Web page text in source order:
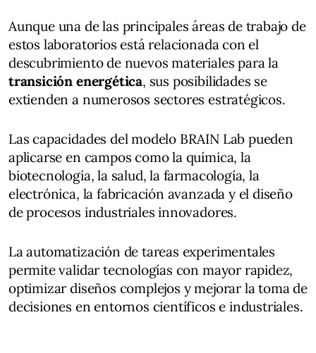
Aunque una de las principales áreas de trabajo de
estos laboratorios está relacionada con el
descubrimiento de nuevos materiales para la
transición energética, sus posibilidades se
extienden a numerosos sectores estratégicos.
Las capacidades del modelo BRAIN Lab pueden
aplicarse en campos como la química, la
biotecnología, la salud, la farmacología, la
electrónica, la fabricación avanzada y el diseño
de procesos industriales innovadores.
La automatización de tareas experimentales
permite validar tecnologías con mayor rapidez,
optimizar diseños complejos y mejorar la toma de
decisiones en entornos científicos e industriales.